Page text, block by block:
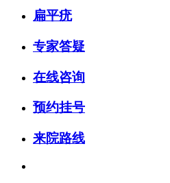
扁平疣
专家答疑
在线咨询
预约挂号
来院路线